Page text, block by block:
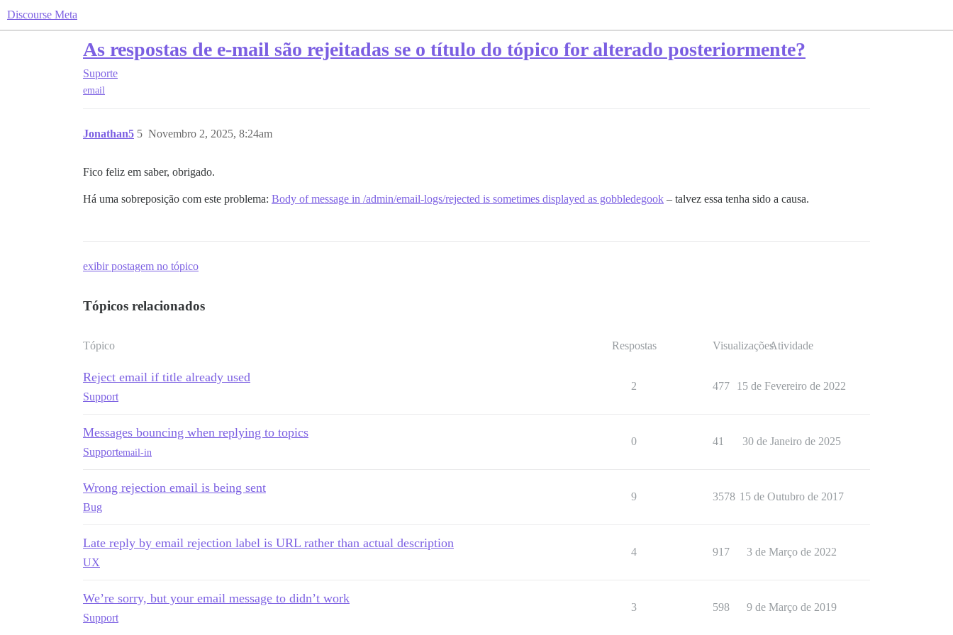
Discourse Meta
As respostas de e-mail são rejeitadas se o título do tópico for alterado posteriormente?
Suporte
email
Jonathan5 Novembro 2, 2025, 8:24am
5
Fico feliz em saber, obrigado.
Há uma sobreposição com este problema: Body of message in /admin/email-logs/rejected is sometimes displayed as gobbledegook – talvez essa tenha sido a causa.
exibir postagem no tópico
Tópicos relacionados
Tópico Respostas VisualizaçõesAtividade
Reject email if title already used
Support
2 477 15 de Fevereiro de 2022
Messages bouncing when replying to topics
Supportemail-in
0 41 30 de Janeiro de 2025
Wrong rejection email is being sent
Bug
9 3578 15 de Outubro de 2017
Late reply by email rejection label is URL rather than actual description
UX
4 917 3 de Março de 2022
We’re sorry, but your email message to didn’t work
Support
3 598 9 de Março de 2019